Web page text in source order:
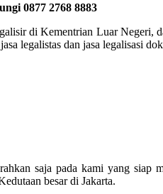
0877 2768 8883
di Kementrian Luar Negeri,
legalistas dan jasa legalisasi
saja pada kami yang siap
besar di Jakarta.